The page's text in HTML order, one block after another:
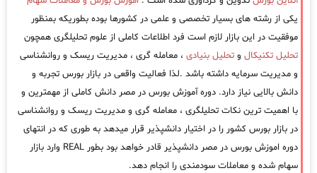
یکی از رشته های بسیار تخصصی و علمی در کشورها بوده بطوریکه بمنظور
موفقیت در این بازار لازم است فرد اطلاعات کاملی از علوم تحلیلگری همچون
تحلیل تکنیکال و تحلیل بنیادی ، معامله گری ، مدیریت ریسک و روانشناسی
و مدیریت سرمایه داشته باشد .لذا فعالیت واقعی در بازار بورس تجربه و
دانش بالایی نیاز دارد. دوره آموزش بورس در مصر دانش کاملی از مهمترین و
با اهمیت ترین نکات تحلیلگری ، معامله گری و مدیریت ریسک و روانشناسی
در بازار بورس کشور را در اختیار دانشپذیر قرار میدهد به طوری که در انتهای
دوره اموزش بورس در مصر دانشپذیر قادر خواهد بود بطور REAL وارد بازار
سهام شده و معاملات سودمندی را انجام دهد.